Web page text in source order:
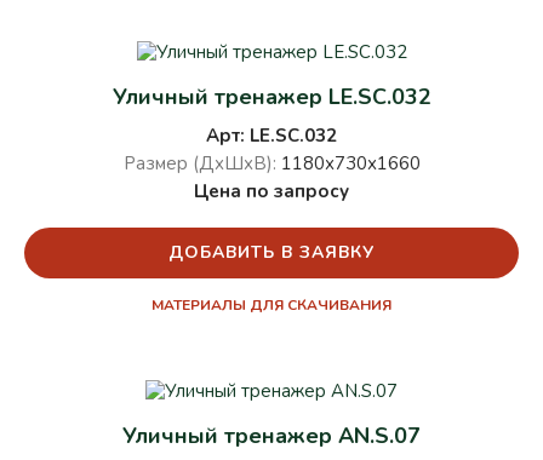
Уличный тренажер LE.SC.032
Арт: LE.SC.032
Размер (ДхШхВ): 1180х730х1660
Цена по запросу
ДОБАВИТЬ В ЗАЯВКУ
МАТЕРИАЛЫ ДЛЯ СКАЧИВАНИЯ
Уличный тренажер AN.S.07